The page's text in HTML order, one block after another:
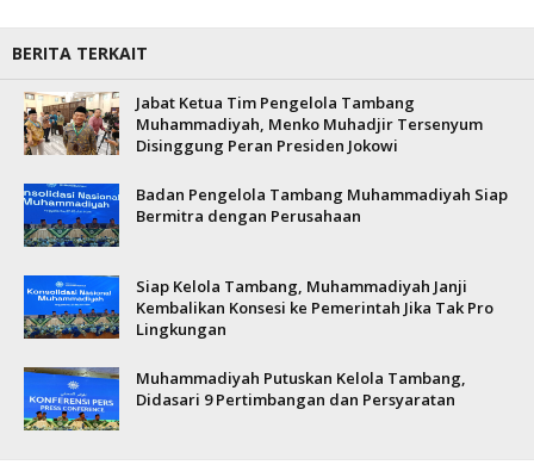
BERITA TERKAIT
Jabat Ketua Tim Pengelola Tambang
Muhammadiyah, Menko Muhadjir Tersenyum
Disinggung Peran Presiden Jokowi
Badan Pengelola Tambang Muhammadiyah Siap
Bermitra dengan Perusahaan
Siap Kelola Tambang, Muhammadiyah Janji
Kembalikan Konsesi ke Pemerintah Jika Tak Pro
Lingkungan
Muhammadiyah Putuskan Kelola Tambang,
Didasari 9 Pertimbangan dan Persyaratan